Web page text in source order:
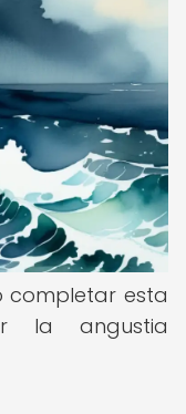
completar esta
la angustia